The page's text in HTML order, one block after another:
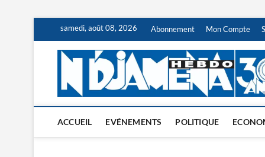
content
samedi, août 08, 2026 Abonnement Mon Compte
ACCUEIL EVÉNEMENTS POLITIQUE